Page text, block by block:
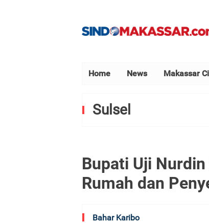
Home News Makassar
Sulsel
Bupati Uji
Rumah dan
Bahar Karibo